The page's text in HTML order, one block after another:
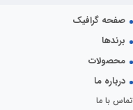
صفحه گرافیک
برندها
محصولات
درباره ما
تماس با ما